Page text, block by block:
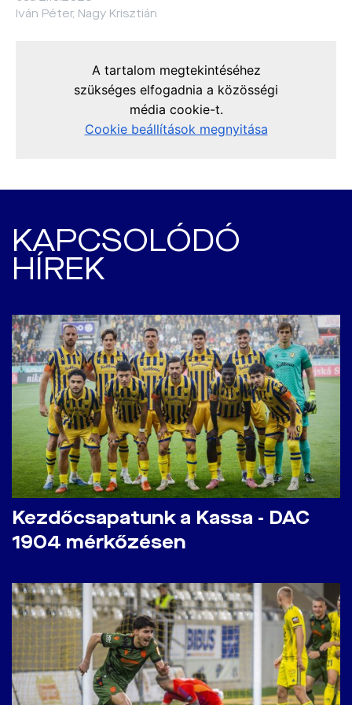
Iván Péter, Nagy Krisztián
KAPCSOLÓDÓ
HÍREK
Kezdőcsapatunk a Kassa - DAC
1904 mérkőzésen